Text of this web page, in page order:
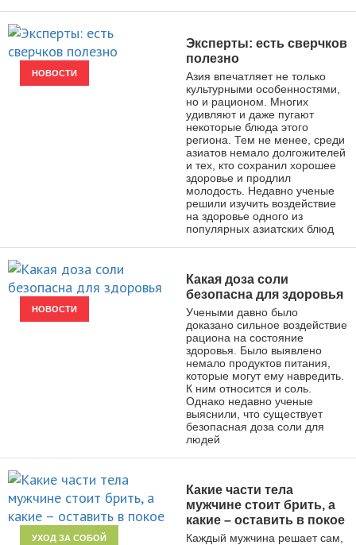
НОВОСТИ
Эксперты: есть сверчков
полезно
Азия впечатляет не только
культурными особенностями,
но и рационом. Многих
удивляют и даже пугают
некоторые блюда этого
региона. Тем не менее, среди
азиатов немало долгожителей
и тех, кто сохранил хорошее
здоровье и продлил
молодость. Недавно ученые
решили изучить воздействие
на здоровье одного из
популярных азиатских блюд
НОВОСТИ
Какая доза соли
безопасна для здоровья
Учеными давно было
доказано сильное воздействие
рациона на состояние
здоровья. Было выявлено
немало продуктов питания,
которые могут ему навредить.
К ним относится и соль.
Однако недавно ученые
выяснили, что существует
безопасная доза соли для
людей
УХОД ЗА СОБОЙ
Какие части тела
мужчине стоит брить, а
какие – оставить в покое
Каждый мужчина решает сам,